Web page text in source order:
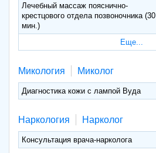
Лечебный массаж пояснично-
крестцового отдела позвоночника (30
мин.)
Еще...
Микология Миколог
Диагностика кожи с лампой Вуда
Наркология Нарколог
Консультация врача-нарколога